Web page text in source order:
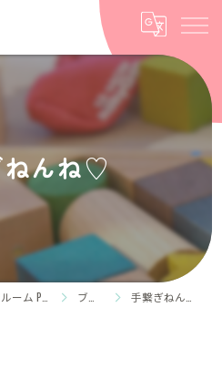
ねんね♡
ブログ 手繋ぎねんね♡